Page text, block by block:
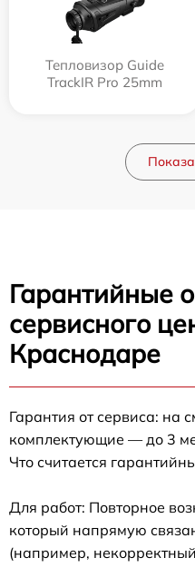
Тепловизор Guide
TrackIR Pro 25mm
Гарантийные
сервисного
Краснодаре
Гарантия от сервиса: на
комплектующие — до 3
Что считается
Для работ: Повторное
который напрямую
(например,